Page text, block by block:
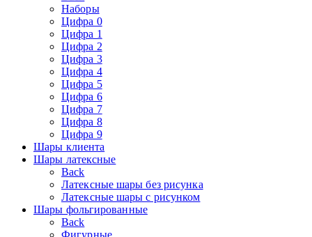
Наборы
Цифра 0
Цифра 1
Цифра 2
Цифра 3
Цифра 4
Цифра 5
Цифра 6
Цифра 7
Цифра 8
Цифра 9
Шары клиента
Шары латексные
Back
Латексные шары без рисунка
Латексные шары с рисунком
Шары фольгированные
Back
Фигурные